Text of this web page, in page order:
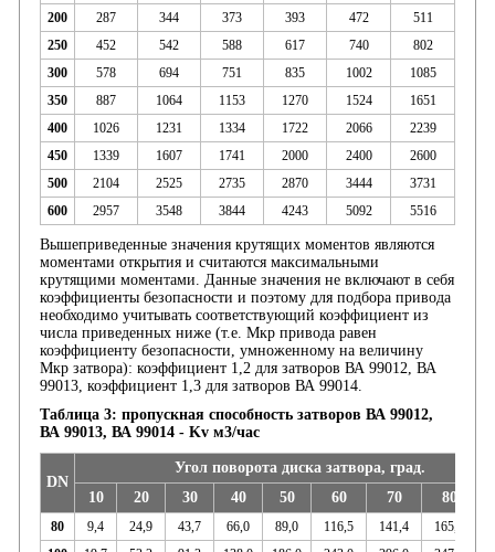
200
287 344 373 393 472
511
250
452 542 588 617 740
802
300
578 694 751 835 1002
1085
350
887 1064 1153 1270 1524
1651
400
1026 1231 1334 1722 2066
2239
450
1339 1607 1741 2000 2400
2600
500
2104 2525 2735 2870 3444
3731
600
2957 3548 3844 4243 5092 5516
Вышеприведенные значения крутящих моментов являются
моментами открытия и считаются максимальными
крутящими моментами. Данные значения не включают в себя
коэффициенты безопасности и поэтому для подбора привода
необходимо учитывать соответствующий коэффициент из
числа приведенных ниже (т.е. Мкр привода равен
коэффициенту безопасности, умноженному на величину
Мкр затвора): коэффициент 1,2 для затворов ВА 99012, ВА
99013, коэффициент 1,3 для затворов ВА 99014.
Таблица 3: пропускная способность затворов ВА 99012,
ВА 99013, ВА 99014 - Kv м3/час
DN
Угол поворота диска затвора, град.
10
20 30 40 50 60 70 80
80 9,4 24,9 43,7 66,0 89,0 116,5 141,4 165,4